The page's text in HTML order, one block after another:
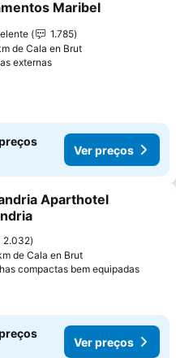
aos favoritos
Maribel
1.785
de Cala en Brut
externas
Ver preços
aos favoritos
Aparthotel
2.032
de Cala en Brut
compactas bem equipadas
Ver preços